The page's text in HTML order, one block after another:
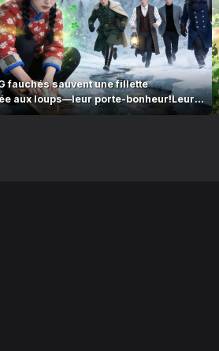
fauchés sauvent une fillette
aux loups—leur porte-bonheur!Leur